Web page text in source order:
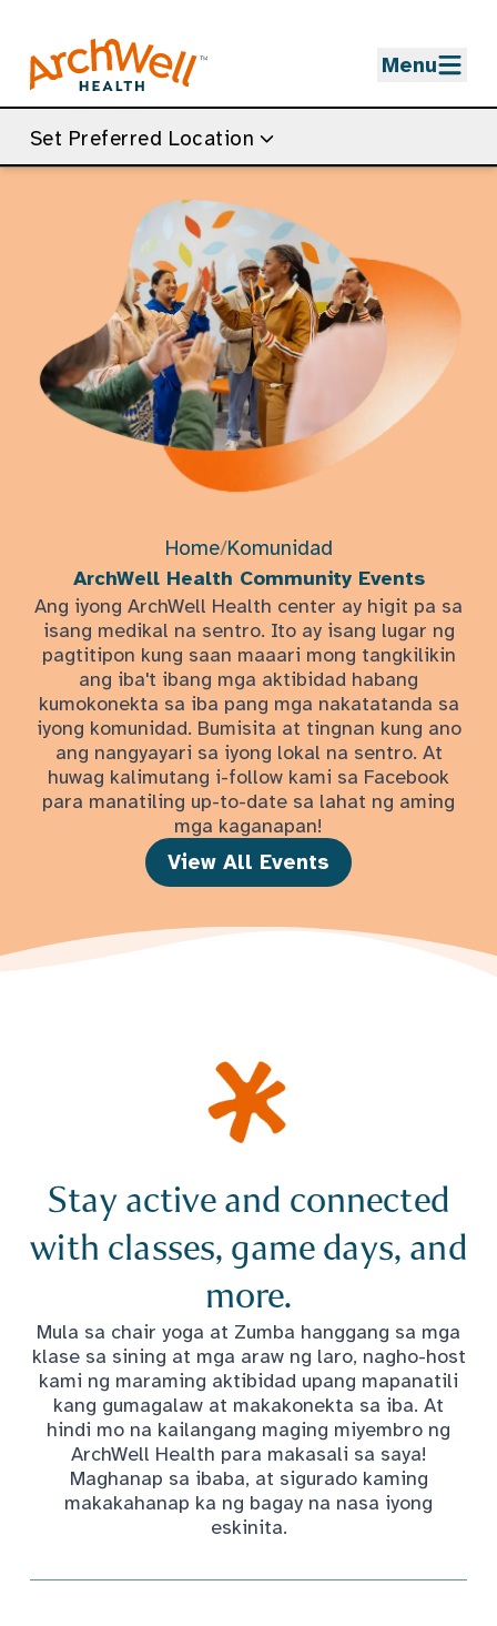
Home/Komunidad
ArchWell Health Community Events
Ang iyong ArchWell Health center ay higit pa sa
isang medikal na sentro. Ito ay isang lugar ng
pagtitipon kung saan maaari mong tangkilikin
ang iba't ibang mga aktibidad habang
kumokonekta sa iba pang mga nakatatanda sa
iyong komunidad. Bumisita at tingnan kung ano
ang nangyayari sa iyong lokal na sentro. At
huwag kalimutang i-follow kami sa Facebook
para manatiling up-to-date sa lahat ng aming
mga kaganapan!
View All Events
Stay active and connected
with classes, game days, and
more.
Mula sa chair yoga at Zumba hanggang sa mga
klase sa sining at mga araw ng laro, nagho-host
kami ng maraming aktibidad upang mapanatili
kang gumagalaw at makakonekta sa iba. At
hindi mo na kailangang maging miyembro ng
ArchWell Health para makasali sa saya!
Maghanap sa ibaba, at sigurado kaming
makakahanap ka ng bagay na nasa iyong
eskinita.